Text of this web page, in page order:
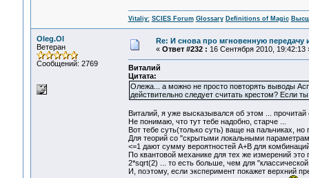
Vitaliy: SCIES Forum Glossary Definitions of Magic
Oleg.Ol
Ветеран
Сообщений: 2769
Re: И снова про мгновенную
« Ответ #232 : 16 Сентября 2010, 19:42:13
Виталий
Цитата:
Олежа... а можно не просто повторять выводы
действительно следует считать крестом? Если
Виталий, я уже высказывался об этом ...
Не понимаю, что тут тебе надобно, старче ...
Вот тебе суть(только суть) ваще на пальчиках,
Для теорий со "скрытыми локальными
<=1 дают сумму вероятностей A+B для
По квантовой механике для тех же измерений
2*sqrt(2) ... то есть больше, чем для "классической
И, поэтому, если эксперимент покажет верхний